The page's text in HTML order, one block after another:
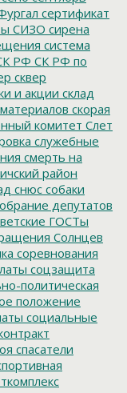
сертификат
СИЗО сирена
система
РФ СК РФ по
сквер
и акции склад
скорая
комитет Слет
служебные
смерть на
район
снюс собаки
депутатов
ГОСТы
Солнцев
соревнования
соцзащита
политическая
положение
социальные
спасатели